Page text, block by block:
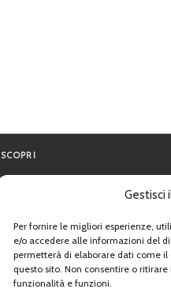
Gestisci
Per fornire le migliori esperienze,
e/o accedere alle informazioni del
permetterà di elaborare dati come
questo sito. Non consentire o
funzionalità e funzioni.
SCOPRI
Certificazioni
Ricette
Professionisti e B2B
Chi siamo